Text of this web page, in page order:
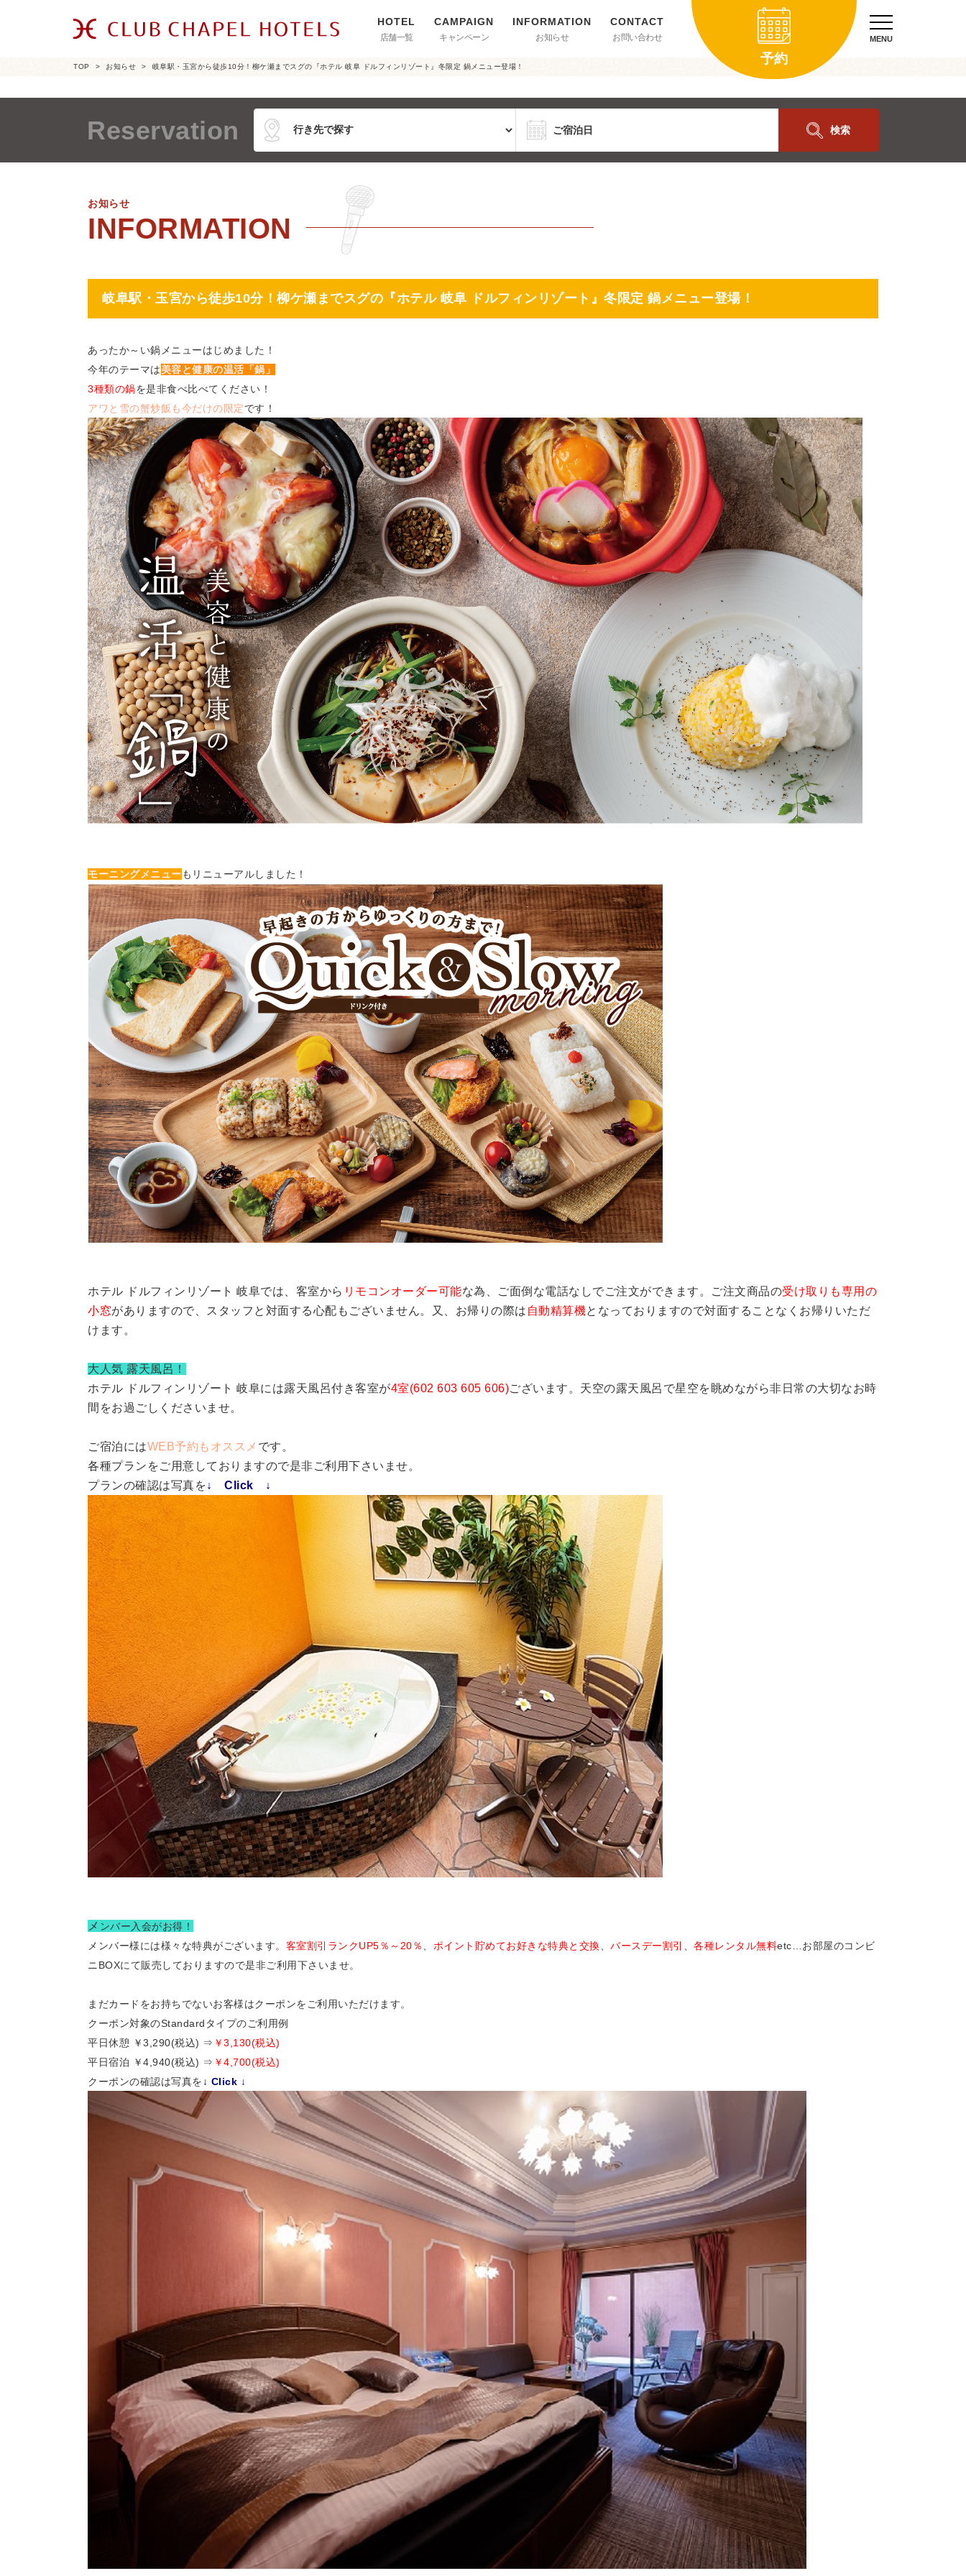
店舗一覧 キャンペーン お知らせ お問い合わせ
予約
MENU
TOP お知らせ 岐阜駅・玉宮から徒歩10分！柳ケ瀬までスグの『ホテル 岐阜 ドルフィンリゾート』冬限定 鍋メニュー登場！
Reservation 検索
お知らせ
岐阜駅・玉宮から徒歩10分！柳ケ瀬までスグの『ホテル 岐阜 ドルフィンリゾート』冬限定 鍋メニュー登場！
あったか～い鍋メニューはじめました！
今年のテーマは美容と健康の温活「鍋」
3種類の鍋を是非食べ比べてください！
アワと雪の蟹炒飯も今だけの限定です！
モーニングメニューもリニューアルしました！
ホテル ドルフィンリゾート 岐阜では、客室から リモコンオーダー可能な為、ご面倒な電話なしでご注文ができます。ご注文商品の受け取りも専用の
小窓がありますので、スタッフと対面する心配もございません。又、お帰りの際は 自動精算機となっておりますので対面することなくお帰りいただ
けます。
大人気 露天風呂！
ホテル ドルフィンリゾート 岐阜には露天風呂付き客室が4室(602 603 605 606)ございます。天空の露天風呂で星空を眺めながら非日常の大切なお時
間をお過ごしくださいませ。
ご宿泊にはWEB予約もオススメ です。
各種プランをご用意しておりますので是非ご利用下さいませ。
プランの確認は写真を↓ Click ↓
メ ンバー入会がお得！
メンバー様には様々な特典がございます。 客室割引ランクUP5％～20％ ポイント貯めてお好きな特典と交換 バースデー割引 各種レンタル無料etc…お部屋のコンビ
ニBOXにて販売しておりますので是非ご利用下さいませ。
まだカードをお持ちでないお客様はクーポンをご利用いただけます。
クーポン対象のStandardタイプのご利用例
平日休憩 ￥3,290(税込) ⇒ ￥3,130(税込)
平日宿泊 ￥4,940(税込) ⇒ ￥4,700(税込)
クーポンの確認は写真を ↓ Click ↓